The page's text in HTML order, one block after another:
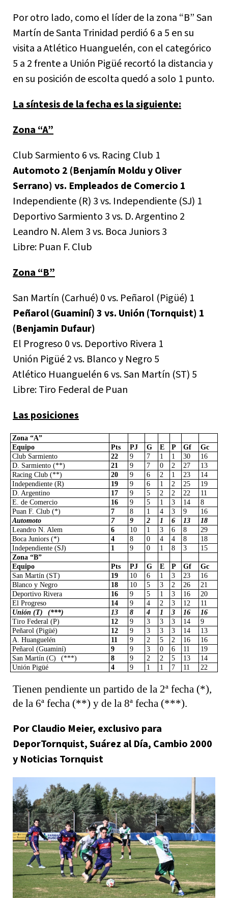
Por otro lado, como el líder de la zona “B” San
Martín de Santa Trinidad perdió 6 a 5 en su
visita a Atlético Huanguelén, con el categórico
5 a 2 frente a Unión Pigüé recortó la distancia y
en su posición de escolta quedó a solo 1 punto.
La síntesis de la fecha es la siguiente:
Zona “A”
Club Sarmiento 6 vs. Racing Club 1
Automoto 2 (Benjamín Moldu y Oliver
Serrano) vs. Empleados de Comercio 1
Independiente (R) 3 vs. Independiente (SJ) 1
Deportivo Sarmiento 3 vs. D. Argentino 2
Leandro N. Alem 3 vs. Boca Juniors 3
Libre: Puan F. Club
Zona “B”
San Martín (Carhué) 0 vs. Peñarol (Pigüé) 1
Peñarol (Guaminí) 3 vs. Unión (Tornquist) 1
(Benjamin Dufaur)
El Progreso 0 vs. Deportivo Rivera 1
Unión Pigüé 2 vs. Blanco y Negro 5
Atlético Huanguelén 6 vs. San Martín (ST) 5
Libre: Tiro Federal de Puan
Las posiciones
Zona “A”
Equipo
Pts PJ G E P Gf
Gc
Club Sarmiento
22 9 7 1 1 30
16
D. Sarmiento (**)
21 9 7 0 2 27
13
Racing Club (**)
20 9 6 2 1 23
14
Independiente (R)
19 9 6 1 2 25
19
D. Argentino
17 9 5 2 2 22
11
E. de Comercio
16 9 5 1 3 14
8
Puan F. Club (*)
7 8 1 4 3 9
16
Automoto
7 9 2 1 6 13
18
Leandro N. Alem
6 10 1 3 6 8
29
Boca Juniors (*)
4 8 0 4 4 8
18
Independiente (SJ)
1 9 0 1 8 3
15
Zona “B”
Equipo
Pts PJ G E P Gf
Gc
San Martín (ST)
19 10 6 1 3 23
16
Blanco y Negro
18 10 5 3 2 26
21
Deportivo Rivera
16 9 5 1 3 16
20
El Progreso
14 9 4 2 3 12
11
Unión (T)
(***) 13 8 4 1 3 16
16
Tiro Federal (P)
12 9 3 3 3 14
9
Peñarol (Pigüé)
12 9 3 3 3 14
13
A. Huanguelén
11 9 2 5 2 16
16
Peñarol (Guaminí)
9 9 3 0 6 11
19
San Martín (C)
(***) 8 9 2 2 5 13
14
Unión Pigüé
4 9 1 1 7 11 22
Tienen pendiente un partido de la 2ª fecha (*),
de la 6ª fecha (**) y de la 8ª fecha (***).
Por Claudio Meier, exclusivo para
DeporTornquist, Suárez al Día, Cambio 2000
y Noticias Tornquist